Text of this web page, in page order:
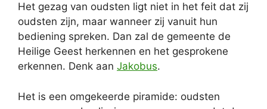
Het gezag van oudsten ligt niet in het feit dat zij
oudsten zijn, maar wanneer zij vanuit hun
bediening spreken. Dan zal de gemeente de
Heilige Geest herkennen en het gesprokene
erkennen. Denk aan Jakobus.
Het is een omgekeerde piramide: oudsten